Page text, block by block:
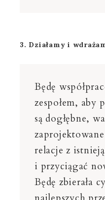
3. Działamy i
Będę
zespołem, aby
są dogłębne,
relacje z
i przyciągać
Będę zbierała